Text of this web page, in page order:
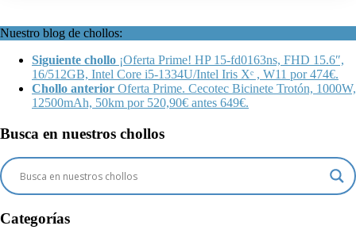
Nuestro blog de chollos:
Siguiente chollo ¡Oferta Prime! HP 15-fd0163ns, FHD 15.6″,
16/512GB, Intel Core i5-1334U/Intel Iris Xᵉ , W11 por 474€.
Chollo anterior Oferta Prime. Cecotec Bicinete Trotón, 1000W,
12500mAh, 50km por 520,90€ antes 649€.
Busca en nuestros chollos
Categorías